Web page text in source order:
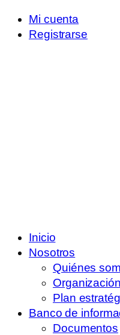
Mi cuenta
Registrarse
Inicio
Nosotros
Quiénes
Organización
Plan
Banco de
Documentos